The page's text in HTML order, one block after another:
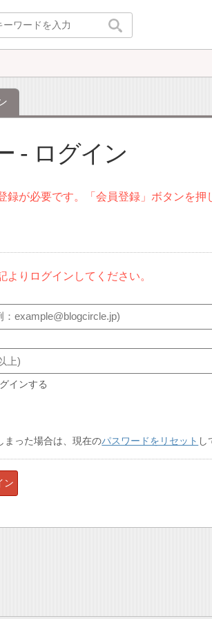
- ログイン
録が必要です。「会員登録」ボタンを押
よりログインしてください。
インする
まった場合は、現在のパスワードをリセット し
ン